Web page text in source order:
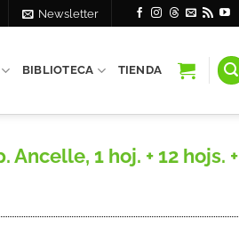
Newsletter
BIBLIOTECA TIENDA
1 hoj. + 12 hojs. +